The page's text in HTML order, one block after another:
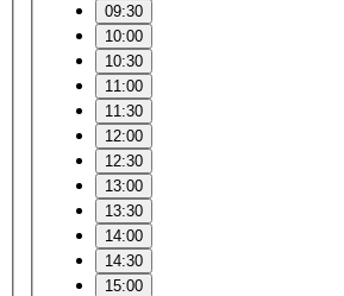
09:30
10:00
10:30
11:00
11:30
12:00
12:30
13:00
13:30
14:00
14:30
15:00